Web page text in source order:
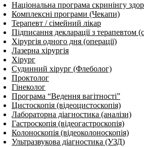
Національна програма скринінгу
Комплексні програми (Чекапи)
Терапевт / сімейний лікар
Підписання декларації з терапевтом
Хірургія одного дня (операції)
Лазерна хірургія
Хірург
Судинний хірург (Флеболог)
Проктолог
Гінеколог
Програма “Ведення вагітності”
Цистоскопія (відеоцистоскопія)
Лабораторна діагностика (аналізи)
Гастроскопія (відеогастроскопія)
Колоноскопія (відеоколоноскопія)
Ультразвукова діагностика (УЗД)